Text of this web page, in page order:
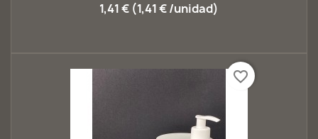
1,41 € (1,41 € /unidad)
favorite_border